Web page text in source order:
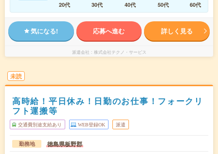
20代
30代 40代 50代 60代
気になる! 応募へ進む 詳しく見る
派遣会社 株式会社テクノ・サービス
未読
高時給！平日休み！日勤のお仕事！フォークリ
フト運搬等
交通費別途支給あり WEB登録OK 派遣
勤務地 徳島県板野郡